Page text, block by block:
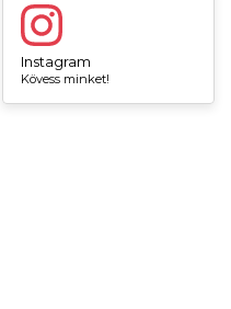
Instagram
Kövess minket!